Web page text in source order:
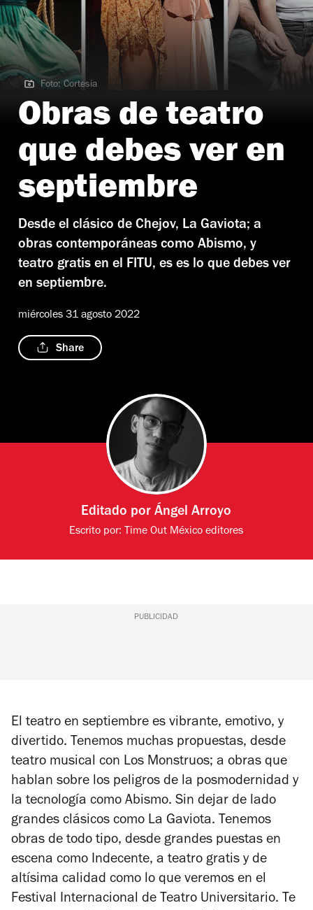
Foto: Cortesía
Foto: Cortesía
Obras de teatro
que debes ver en
septiembre
Desde el clásico de Chejov, La Gaviota; a
obras contemporáneas como Abismo, y
teatro gratis en el FITU, es es lo que debes ver
en septiembre.
miércoles 31 agosto 2022
Share
Editado porÁngel Arroyo
Escrito por:Time Out México editores
PUBLICIDAD
El teatro en septiembre es vibrante, emotivo, y
divertido. Tenemos muchas propuestas, desde
teatro musical con Los Monstruos; a obras que
hablan sobre los peligros de la posmodernidad y
la tecnología como Abismo. Sin dejar de lado
grandes clásicos como La Gaviota. Tenemos
obras de todo tipo, desde grandes puestas en
escena como Indecente, a teatro gratis y de
altísima calidad como lo que veremos en el
Festival Internacional de Teatro Universitario. Te